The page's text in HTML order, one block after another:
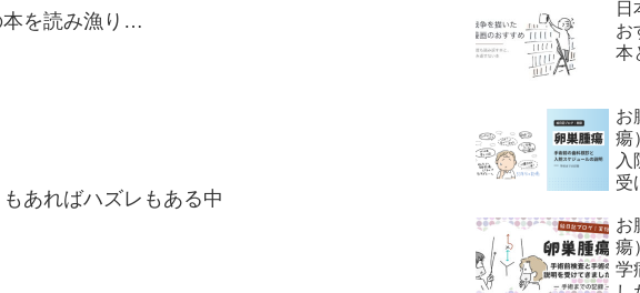
本を読み漁り…
あればハズレもある中
日
お
本
お
瘍
入
受
お
瘍
学